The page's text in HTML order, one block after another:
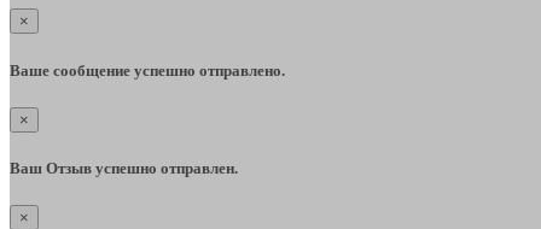
×
Ваше сообщение успешно отправлено.
×
Ваш Отзыв успешно отправлен.
×